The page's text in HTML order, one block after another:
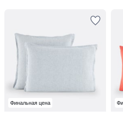
Финальная цена